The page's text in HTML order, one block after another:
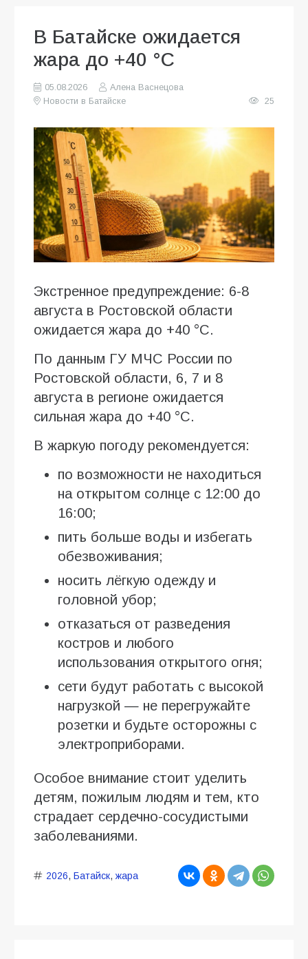
В Батайске ожидается
жара до +40 °C
05.08.2026
Алена Васнецова
Новости в Батайске
25
Экстренное предупреждение: 6-8
августа в Ростовской области
ожидается жара до +40 °C.
По данным ГУ МЧС России по
Ростовской области, 6, 7 и 8
августа в регионе ожидается
сильная жара до +40 °C.
В жаркую погоду рекомендуется:
по возможности не находиться
на открытом солнце с 12:00 до
16:00;
пить больше воды и избегать
обезвоживания;
носить лёгкую одежду и
головной убор;
отказаться от разведения
костров и любого
использования открытого огня;
сети будут работать с высокой
нагрузкой — не перегружайте
розетки и будьте осторожны с
электроприборами.
Особое внимание стоит уделить
детям, пожилым людям и тем, кто
страдает сердечно-сосудистыми
заболеваниями.
2026, Батайск, жара